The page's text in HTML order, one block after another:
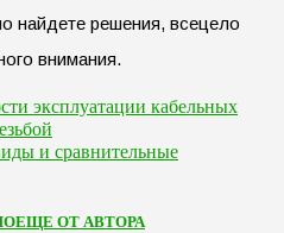
найдете решения, всецело
внимания.
эксплуатации кабельных
и сравнительные
ЕЩЕ ОТ АВТОРА